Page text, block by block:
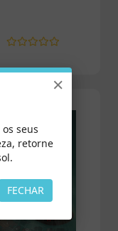
×
seus
retorne
FECHAR